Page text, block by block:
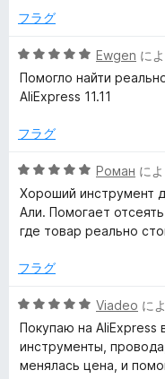
の
価
フラグ
5
段
階
5
評
価
Ewgen に
Помогло найти
AliExpress 11.11
フラグ
5
段
階
中
の
価
Роман に
Хороший инструмент
Али. Помогает
где товар реально
フラグ
5
段
階
中
Viadeo に
Покупаю на
инструменты,
менялась цена, и